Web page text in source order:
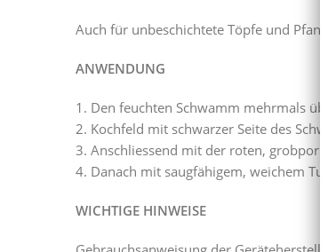
Auch für unbeschichtete Töpfe und
ANWENDUNG
1. Den feuchten Schwamm mehrmals
2. Kochfeld mit schwarzer Seite des
3. Anschliessend mit der roten,
4. Danach mit saugfähigem, weichem
WICHTIGE HINWEISE